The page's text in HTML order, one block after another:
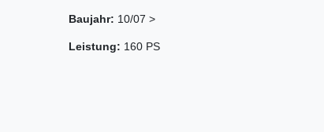
Baujahr: 10/07 >
Leistung: 160 PS